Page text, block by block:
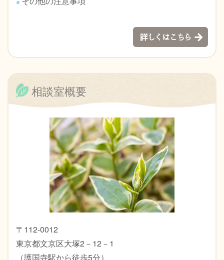
相談室概要
〒112-0012
東京都文京区大塚2－12－1
（護国寺駅から徒歩5分）